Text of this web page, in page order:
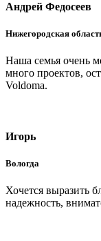
Андрей Федосеев
Нижегородская
Наша семья очень
много проектов,
Voldoma.
Игорь
Вологда
Хочется выразить
надежность,